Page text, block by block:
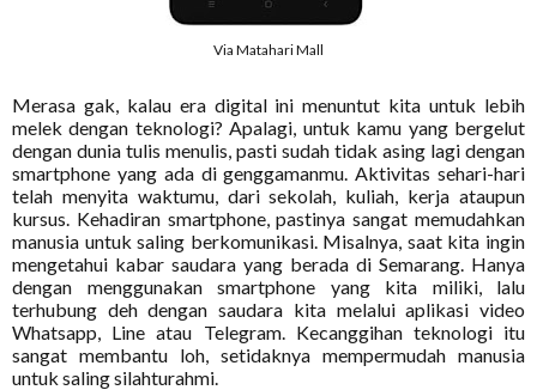
Via Matahari Mall
Merasa gak, kalau era digital ini menuntut kita untuk lebih
melek dengan teknologi? Apalagi, untuk kamu yang bergelut
dengan dunia tulis menulis, pasti sudah tidak asing lagi dengan
smartphone yang ada di genggamanmu. Aktivitas sehari-hari
telah menyita waktumu, dari sekolah, kuliah, kerja ataupun
kursus. Kehadiran smartphone, pastinya sangat memudahkan
manusia untuk saling berkomunikasi. Misalnya, saat kita ingin
mengetahui kabar saudara yang berada di Semarang. Hanya
dengan menggunakan smartphone yang kita miliki, lalu
terhubung deh dengan saudara kita melalui aplikasi video
Whatsapp, Line atau Telegram. Kecanggihan teknologi itu
sangat membantu loh, setidaknya mempermudah manusia
untuk saling silahturahmi.